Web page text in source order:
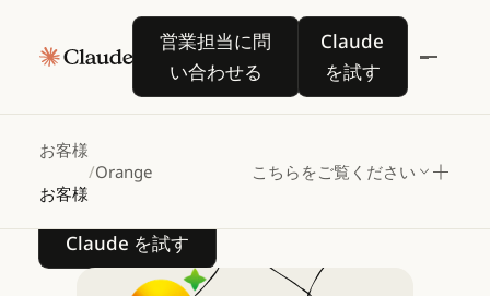
営業担当に問
い合わせる
営業担当に問い合わせる
Claude
を試す
Claude を試す
お客様
お客様
/Orange こちらをご覧ください
オレンジがClaude
を活用して
前例のない規模で
マンガをローカライズ
Claude を試す
Claude を試す